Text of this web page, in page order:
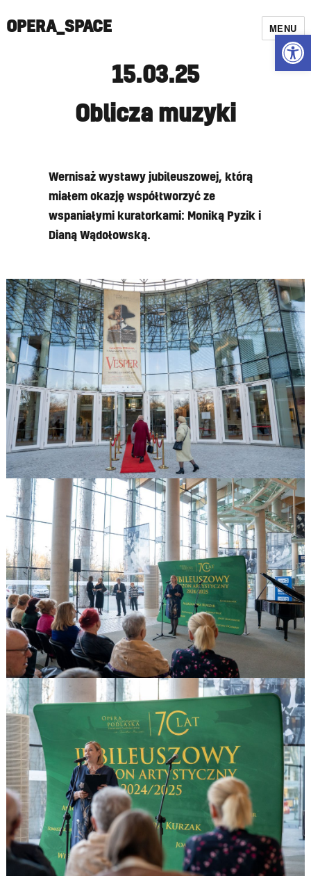
OPERA_SPACE MENU
15.03.25
Oblicza muzyki
Wernisaż wystawy jubileuszowej, którą
miałem okazję współtworzyć ze
wspaniałymi kuratorkami: Moniką Pyzik i
Dianą Wądołowską.